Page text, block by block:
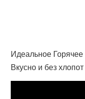
Идеальное
Вкусно и без